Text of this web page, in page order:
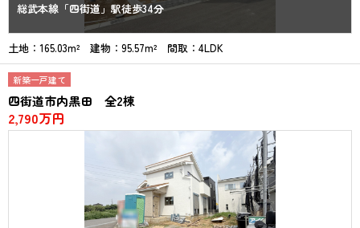
総武本線「四街道」駅徒歩34分
土地：165.03m² 建物：95.57m² 間取：4LDK
新築一戸建て
四街道市内黒田 全2棟
2,790万円